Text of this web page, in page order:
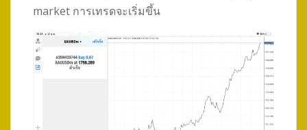
market การเทรดจะเริ่มขึ้น